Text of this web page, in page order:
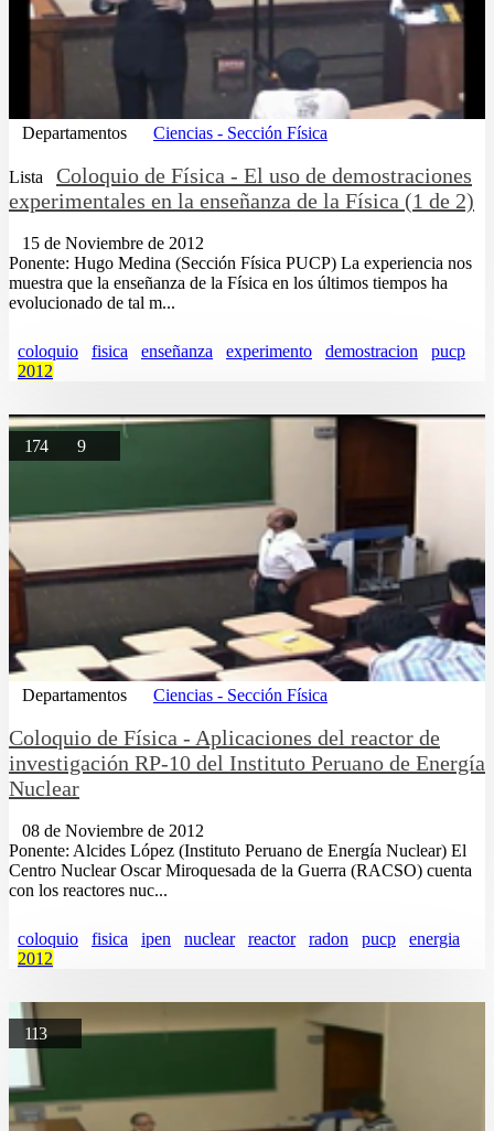
Departamentos Ciencias - Sección Física
Lista
Coloquio de Física - El uso de demostraciones
experimentales en la enseñanza de la Física (1 de 2)
15 de Noviembre de 2012
Ponente: Hugo Medina (Sección Física PUCP) La experiencia nos
muestra que la enseñanza de la Física en los últimos tiempos ha
evolucionado de tal m...
coloquio fisica enseñanza experimento demostracion
pucp
2012
174 9
Departamentos Ciencias - Sección Física
Coloquio de Física - Aplicaciones del reactor de
investigación RP-10 del Instituto Peruano de Energía
Nuclear
08 de Noviembre de 2012
Ponente: Alcides López (Instituto Peruano de Energía Nuclear) El
Centro Nuclear Oscar Miroquesada de la Guerra (RACSO) cuenta
con los reactores nuc...
coloquio fisica ipen nuclear reactor radon pucp
energia
2012
113